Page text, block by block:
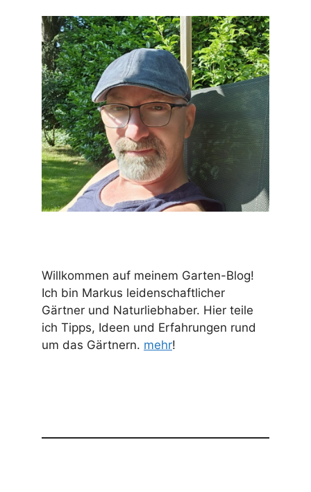
Willkommen auf meinem Garten-Blog!
Ich bin Markus leidenschaftlicher
Gärtner und Naturliebhaber. Hier teile
ich Tipps, Ideen und Erfahrungen rund
um das Gärtnern. mehr!